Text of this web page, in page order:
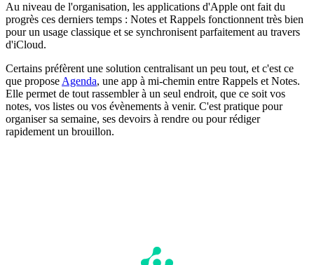
Au niveau de l'organisation, les applications d'Apple ont fait du
progrès ces derniers temps : Notes et Rappels fonctionnent très bien
pour un usage classique et se synchronisent parfaitement au travers
d'iCloud.
Certains préfèrent une solution centralisant un peu tout, et c'est ce
que propose Agenda, une app à mi-chemin entre Rappels et Notes.
Elle permet de tout rassembler à un seul endroit, que ce soit vos
notes, vos listes ou vos évènements à venir. C'est pratique pour
organiser sa semaine, ses devoirs à rendre ou pour rédiger
rapidement un brouillon.